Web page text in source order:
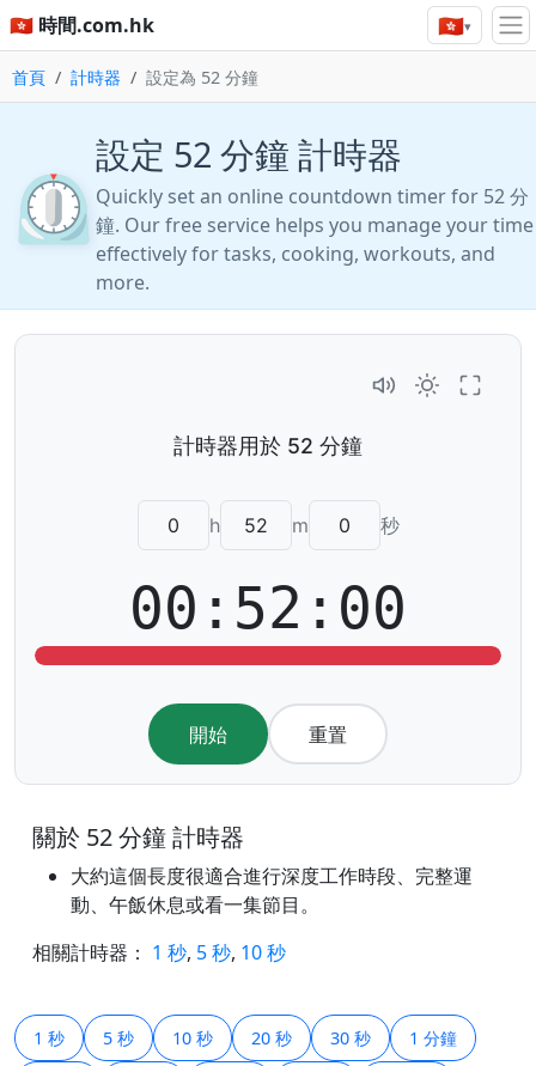
🇭🇰 時間.com.hk 🇭🇰▾
首頁 計時器 設定為 52 分鐘
⏲️
設定 52 分鐘 計時器
Quickly set an online countdown timer for 52 分
鐘. Our free service helps you manage your time
effectively for tasks, cooking, workouts, and
more.
h m 秒
00:52:00
開始 重置
關於 52 分鐘 計時器
大約這個長度很適合進行深度工作時段、完整運
動、午飯休息或看一集節目。
相關計時器： 1 秒, 5 秒, 10 秒
1 秒 5 秒 10 秒 20 秒 30 秒 1 分鐘